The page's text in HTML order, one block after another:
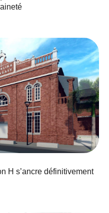
H s’ancre définitivement